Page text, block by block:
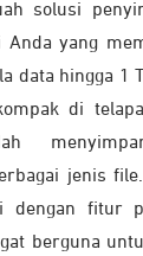
solusi
Anda yang
data hingga 1
di
jenis
dengan fitur
berguna